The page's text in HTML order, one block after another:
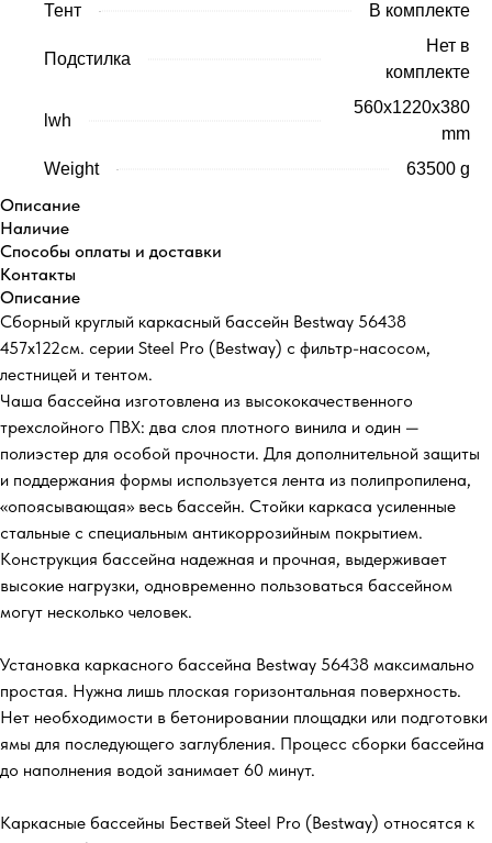
Тент
В комплекте
Подстилка
Нет в
комплекте
lwh
560x1220x380
mm
Weight
63500 g
Описание
Наличие
Способы оплаты и доставки
Контакты
Описание
Сборный круглый каркасный бассейн Bestway 56438
457х122см. серии Steel Pro (Bestway) с фильтр-насосом,
лестницей и тентом.
Чаша бассейна изготовлена из высококачественного
трехслойного ПВХ: два слоя плотного винила и один —
полиэстер для особой прочности. Для дополнительной защиты
и поддержания формы используется лента из полипропилена,
«опоясывающая» весь бассейн. Стойки каркаса усиленные
стальные с специальным антикоррозийным покрытием.
Конструкция бассейна надежная и прочная, выдерживает
высокие нагрузки, одновременно пользоваться бассейном
могут несколько человек.
Установка каркасного бассейна Bestway 56438 максимально
простая. Нужна лишь плоская горизонтальная поверхность.
Нет необходимости в бетонировании площадки или подготовки
ямы для последующего заглубления. Процесс сборки бассейна
до наполнения водой занимает 60 минут.
Каркасные бассейны Бествей Steel Pro (Bestway) относятся к